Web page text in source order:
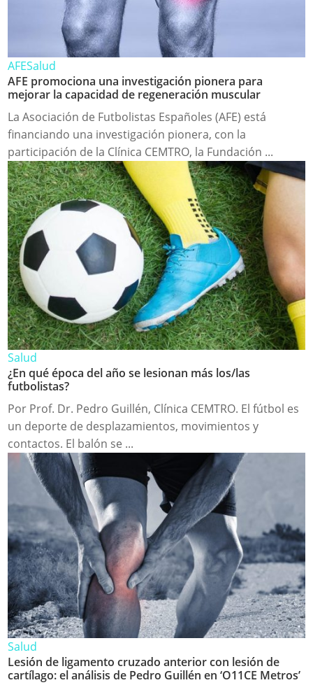
AFESalud
AFE promociona una investigación pionera para
mejorar la capacidad de regeneración muscular
La Asociación de Futbolistas Españoles (AFE) está
financiando una investigación pionera, con la
participación de la Clínica CEMTRO, la Fundación ...
Salud
¿En qué época del año se lesionan más los/las
futbolistas?
Por Prof. Dr. Pedro Guillén, Clínica CEMTRO. El fútbol es
un deporte de desplazamientos, movimientos y
contactos. El balón se ...
Salud
Lesión de ligamento cruzado anterior con lesión de
cartílago: el análisis de Pedro Guillén en ‘O11CE Metros’